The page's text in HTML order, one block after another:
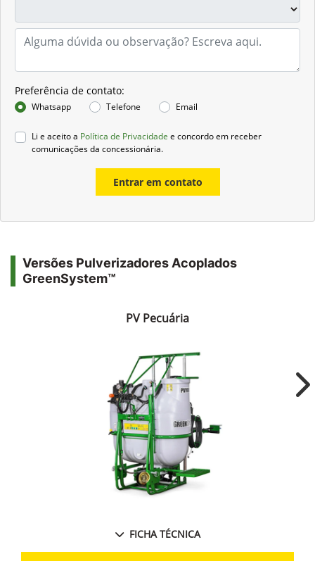
Preferência de contato:
Whatsapp Telefone Email
Li e aceito a Política de Privacidade e concordo em receber
comunicações da concessionária.
Entrar em contato
Versões Pulverizadores Acoplados
GreenSystem™
PV Pecuária
FICHA TÉCNICA